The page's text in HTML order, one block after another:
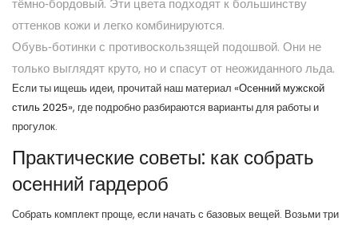
тёмно‑бордовый. Эти цвета подходят к большинству
оттенков кожи и легко комбинируются.
Обувь‑ботинки с противоскользящей подошвой. Они не
только выглядят круто, но и спасут от неожиданного льда.
Если ты ищешь идеи, прочитай наш материал «Осенний мужской
стиль 2025», где подробно разбираются варианты для работы и
прогулок.
Практические советы: как собрать
осенний гардероб
Собрать комплект проще, если начать с базовых вещей. Возьми три